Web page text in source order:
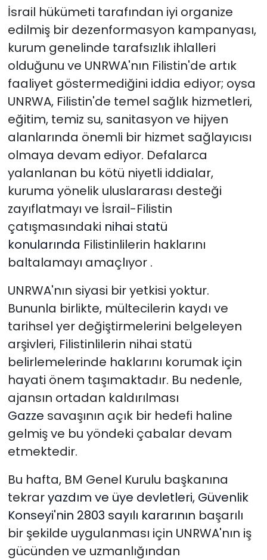
İsrail hükümeti tarafından iyi organize
edilmiş bir dezenformasyon kampanyası,
kurum genelinde tarafsızlık ihlalleri
olduğunu ve UNRWA'nın Filistin'de artık
faaliyet göstermediğini iddia ediyor; oysa
UNRWA, Filistin'de temel sağlık hizmetleri,
eğitim, temiz su, sanitasyon ve hijyen
alanlarında önemli bir hizmet sağlayıcısı
olmaya devam ediyor. Defalarca
yalanlanan bu kötü niyetli iddialar,
kuruma yönelik uluslararası desteği
zayıflatmayı ve İsrail-Filistin
çatışmasındaki nihai statü
konularında Filistinlilerin haklarını
baltalamayı amaçlıyor .
UNRWA'nın siyasi bir yetkisi yoktur.
Bununla birlikte, mültecilerin kaydı ve
tarihsel yer değiştirmelerini belgeleyen
arşivleri, Filistinlilerin nihai statü
belirlemelerinde haklarını korumak için
hayati önem taşımaktadır. Bu nedenle,
ajansın ortadan kaldırılması
Gazze savaşının açık bir hedefi haline
gelmiş ve bu yöndeki çabalar devam
etmektedir.
Bu hafta, BM Genel Kurulu başkanına
tekraryazdım ve üye devletleri, Güvenlik
Konseyi'nin 2803 sayılı kararının başarılı
bir şekilde uygulanması için UNRWA'nın iş
gücünden ve uzmanlığından